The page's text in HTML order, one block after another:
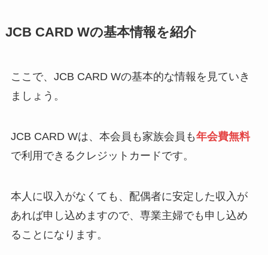
JCB CARD Wの基本情報を紹介
ここで、JCB CARD Wの基本的な情報を見ていき
ましょう。
JCB CARD Wは、本会員も家族会員も年会費無料
で利用できるクレジットカードです。
本人に収入がなくても、配偶者に安定した収入が
あれば申し込めますので、専業主婦でも申し込め
ることになります。